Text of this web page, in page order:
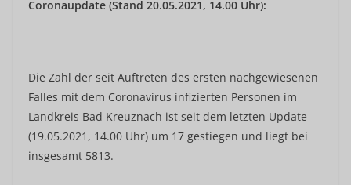
Coronaupdate (Stand 20.05.2021, 14.00 Uhr):
Die Zahl der seit Auftreten des ersten nachgewiesenen
Falles mit dem Coronavirus infizierten Personen im
Landkreis Bad Kreuznach ist seit dem letzten Update
(19.05.2021, 14.00 Uhr) um 17 gestiegen und liegt bei
insgesamt 5813.